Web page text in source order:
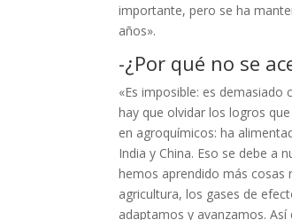
importante, pero se ha
años».
-¿Por qué no se
«Es imposible: es
hay que olvidar los logros
en agroquímicos: ha
India y China. Eso se debe a
hemos aprendido más cosas
agricultura, los gases de
adaptamos y avanzamos.